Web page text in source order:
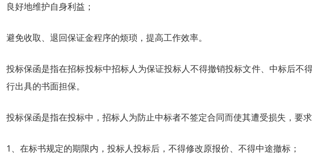
良好地维护自身利益；
避免收取、退回保证金程序的烦琐，提高工作效率。
投标保函是指在招标投标中招标人为保证投标人不得撤销投标文件、中标后
行出具的书面担保。
投标保函是指在投标中，招标人为防止中标者不签定合同而使其遭受损失，要
1、在标书规定的期限内，投标人投标后，不得修改原报价、不得中途撤标；